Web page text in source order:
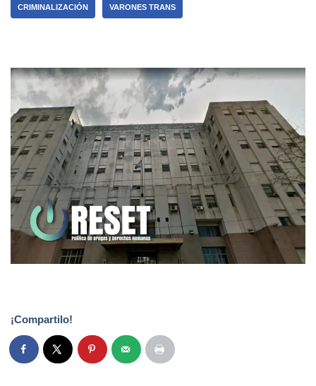
CRIMINALIZACIÓN VARONES TRANS
¡Compartilo!